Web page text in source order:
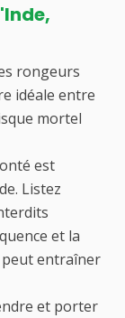
rongeurs
idéale entre
mortel
est
Listez
et la
peut entraîner
et porter